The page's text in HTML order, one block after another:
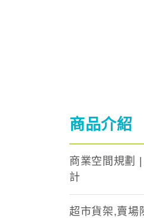
商品介紹
商業空間規劃
計
超市貨架,賣場